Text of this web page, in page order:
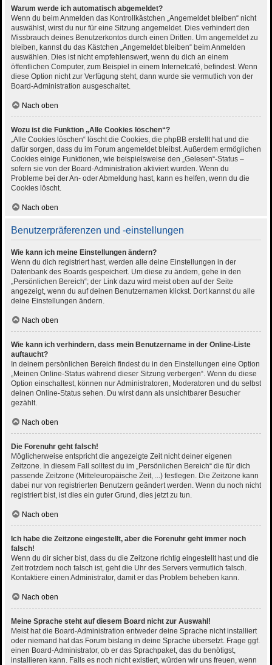
Warum werde ich automatisch abgemeldet?
Wenn du beim Anmelden das Kontrollkästchen „Angemeldet bleiben“ nicht
auswählst, wirst du nur für eine Sitzung angemeldet. Dies verhindert den
Missbrauch deines Benutzerkontos durch einen Dritten. Um angemeldet zu
bleiben, kannst du das Kästchen „Angemeldet bleiben“ beim Anmelden
auswählen. Dies ist nicht empfehlenswert, wenn du dich an einem
öffentlichen Computer, zum Beispiel in einem Internetcafé, befindest. Wenn
diese Option nicht zur Verfügung steht, dann wurde sie vermutlich von der
Board-Administration ausgeschaltet.
Nach oben
Wozu ist die Funktion „Alle Cookies löschen“?
„Alle Cookies löschen“ löscht die Cookies, die phpBB erstellt hat und die
dafür sorgen, dass du im Forum angemeldet bleibst. Außerdem ermöglichen
Cookies einige Funktionen, wie beispielsweise den „Gelesen“-Status –
sofern sie von der Board-Administration aktiviert wurden. Wenn du
Probleme bei der An- oder Abmeldung hast, kann es helfen, wenn du die
Cookies löscht.
Nach oben
Benutzerpräferenzen und -einstellungen
Wie kann ich meine Einstellungen ändern?
Wenn du dich registriert hast, werden alle deine Einstellungen in der
Datenbank des Boards gespeichert. Um diese zu ändern, gehe in den
„Persönlichen Bereich“; der Link dazu wird meist oben auf der Seite
angezeigt, wenn du auf deinen Benutzernamen klickst. Dort kannst du alle
deine Einstellungen ändern.
Nach oben
Wie kann ich verhindern, dass mein Benutzername in der Online-Liste
auftaucht?
In deinem persönlichen Bereich findest du in den Einstellungen eine Option
„Meinen Online-Status während dieser Sitzung verbergen“. Wenn du diese
Option einschaltest, können nur Administratoren, Moderatoren und du selbst
deinen Online-Status sehen. Du wirst dann als unsichtbarer Besucher
gezählt.
Nach oben
Die Forenuhr geht falsch!
Möglicherweise entspricht die angezeigte Zeit nicht deiner eigenen
Zeitzone. In diesem Fall solltest du im „Persönlichen Bereich“ die für dich
passende Zeitzone (Mitteleuropäische Zeit, ...) festlegen. Die Zeitzone kann
dabei nur von registrierten Benutzern geändert werden. Wenn du noch nicht
registriert bist, ist dies ein guter Grund, dies jetzt zu tun.
Nach oben
Ich habe die Zeitzone eingestellt, aber die Forenuhr geht immer noch
falsch!
Wenn du dir sicher bist, dass du die Zeitzone richtig eingestellt hast und die
Zeit trotzdem noch falsch ist, geht die Uhr des Servers vermutlich falsch.
Kontaktiere einen Administrator, damit er das Problem beheben kann.
Nach oben
Meine Sprache steht auf diesem Board nicht zur Auswahl!
Meist hat die Board-Administration entweder deine Sprache nicht installiert
oder niemand hat das Forum bislang in deine Sprache übersetzt. Frage ggf.
einen Board-Administrator, ob er das Sprachpaket, das du benötigst,
installieren kann. Falls es noch nicht existiert, würden wir uns freuen, wenn